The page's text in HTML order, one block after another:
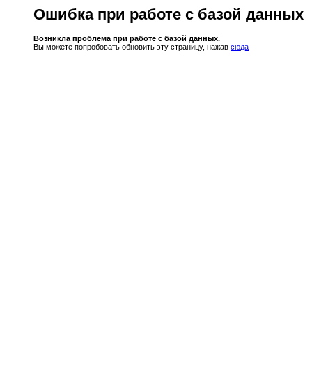
Ошибка при работе с базой данных
Возникла проблема при работе с базой данных.
Вы можете попробовать обновить эту страницу, нажав сюда